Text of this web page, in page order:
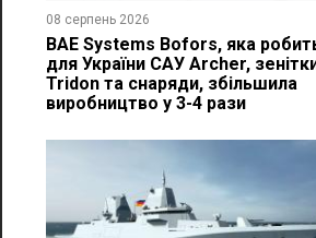
08 серпень 2026
BAE Systems Bofors, яка
для України САУ Archer,
Tridon та снаряди, збільшила
виробництво у 3-4 рази